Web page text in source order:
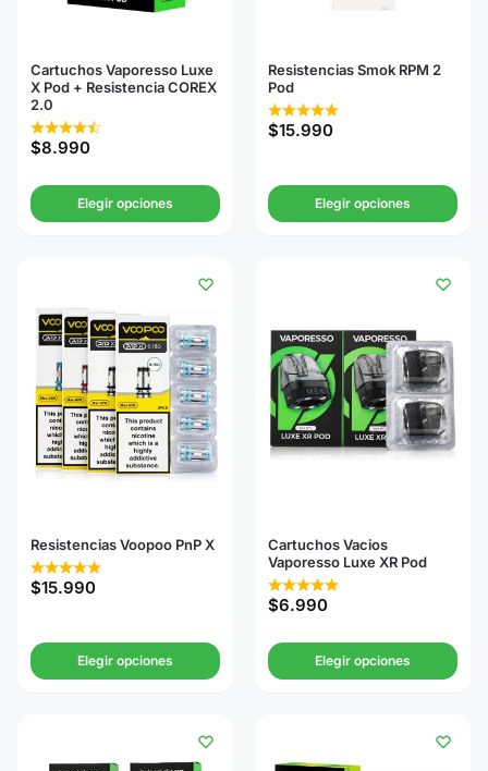
Cartuchos Vaporesso Luxe
X Pod + Resistencia COREX
2.0
$8.990
Elegir opciones
Resistencias Smok RPM 2
Pod
$15.990
Elegir opciones
Resistencias Voopoo PnP X
$15.990
Elegir opciones
Cartuchos Vacios
Vaporesso Luxe XR Pod
$6.990
Elegir opciones